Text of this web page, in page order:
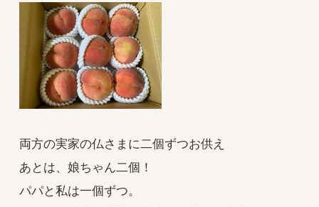
両方の実家の仏さまに二個ずつお供え
あとは、娘ちゃん二個！
パパと私は一個ずつ。